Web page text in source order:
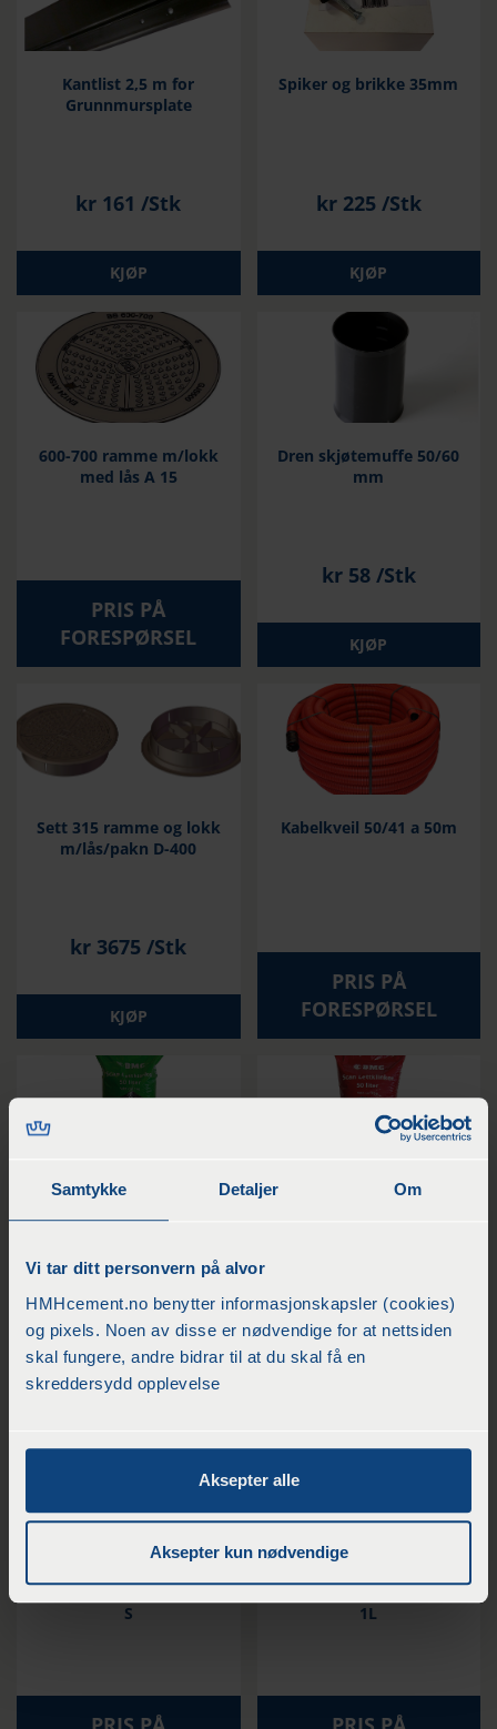
Samtykke Detaljer Om
Vi tar ditt personvern på alvor
HMHcement.no benytter informasjonskapsler (cookies)
og pixels. Noen av disse er nødvendige for at nettsiden
skal fungere, andre bidrar til at du skal få en
skreddersydd opplevelse
Aksepter alle
Aksepter kun nødvendige
Kantlist 2,5 m for
Grunnmursplate
kr 161 /Stk
KJØP
Spiker og brikke 35mm
kr225/Stk
KJØP
600-700 ramme m/lokk
med lås A 15
PRIS PÅ
FORESPØRSEL
Dren skjøtemuffe 50/60
mm
kr58/Stk
KJØP
Sett 315 ramme og lokk
m/lås/pakn D-400
kr 3675 /Stk
KJØP
Kabelkveil 50/41 a 50m
PRIS PÅ
FORESPØRSEL
Løs lettklinker sekk50
Liter 4 -10 mm
kr273/Stk
KJØP
Løs lettklinker sekk50
kr249 /Stk
GROUT HAZE & COATING
S
DUTY EXTERIOR SEALER
1L